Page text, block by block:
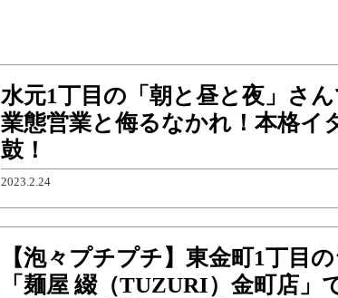
水元1丁目の「朝と昼と夜」さ
業態営業と侮るなかれ！本格イ
鼓！
2023.2.24
【泡々プチプチ】東金町1丁目
「麺屋 綴（TUZURI）金町店」